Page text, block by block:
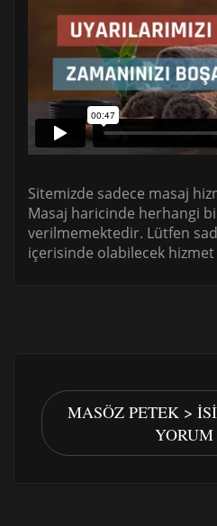
Sitemizde sadece masaj
Masaj haricinde herhangi
verilmemektedir. Lütfen
içerisinde olabilecek
MASÖZ PETEK >